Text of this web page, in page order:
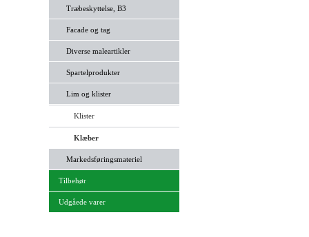
Træbeskyttelse, B3
Facade og tag
Diverse maleartikler
Spartelprodukter
Lim og klister
Klister
Klæber
Markedsføringsmateriel
Tilbehør
Udgåede varer